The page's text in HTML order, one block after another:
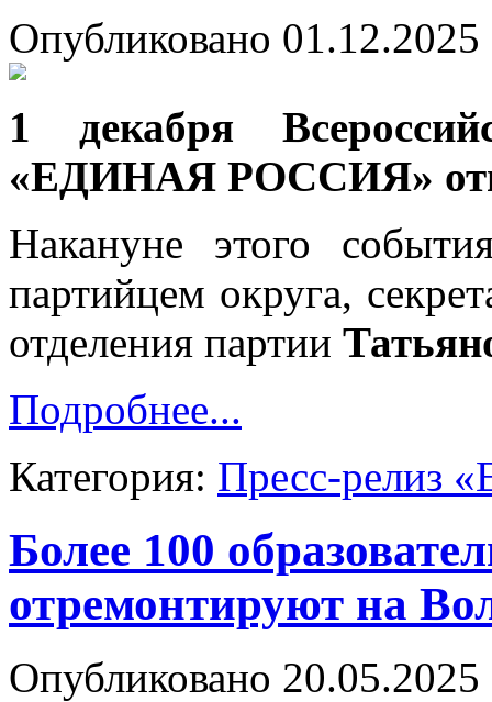
Опубликовано
1 декабря
«ЕДИНАЯ РОССИЯ»
Накануне этого
партийцем округа,
отделения партии
Подробнее...
Категория: Пресс-релиз
Более 100
отремонтируют на
Опубликовано